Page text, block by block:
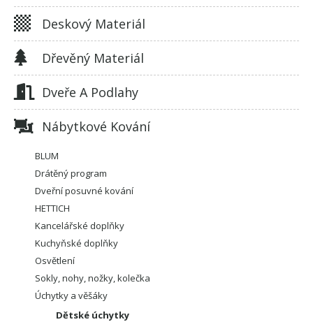
Deskový Materiál
Dřevěný Materiál
Dveře A Podlahy
Nábytkové Kování
BLUM
Drátěný program
Dveřní posuvné kování
HETTICH
Kancelářské doplňky
Kuchyňské doplňky
Osvětlení
Sokly, nohy, nožky, kolečka
Úchytky a věšáky
Dětské úchytky